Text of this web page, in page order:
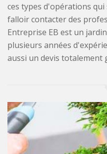
ces types d'opérations
falloir contacter des
Entreprise EB est un
plusieurs années
aussi un devis totalement